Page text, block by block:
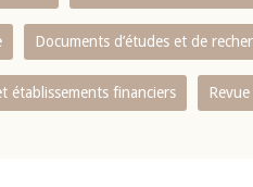
Documents d’études et de
établissements financiers